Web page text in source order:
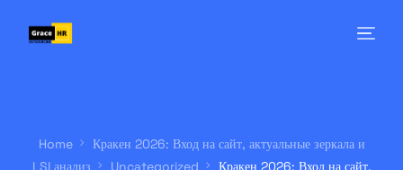
Home
Кракен 2026: Вход на сайт, актуальные зеркала и
LSI анализ
Uncategorized
Кракен 2026: Вход на сайт,